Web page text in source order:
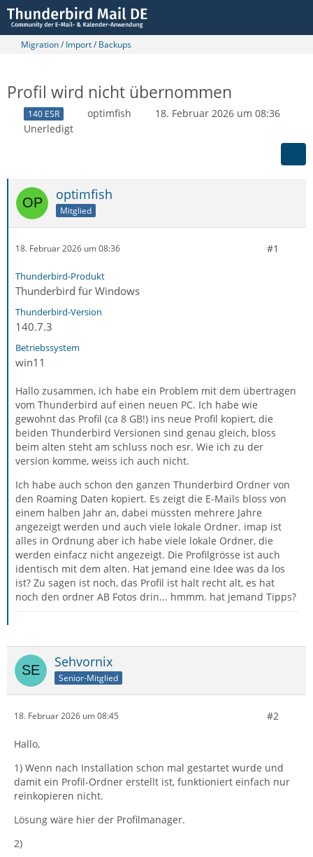
Migration / Import / Backups
Profil wird nicht übernommen
140 ESR optimfish
18. Februar 2026 um 08:36
Unerledigt
optimfish
Mitglied
18. Februar 2026 um 08:36 #1
Thunderbird-Produkt
Thunderbird für Windows
Thunderbird-Version
140.7.3
Betriebssystem
win11
Hallo zusammen, ich habe ein Problem mit dem übertragen
vom Thunderbird auf einen neuen PC. Ich habe wie
gewohnt das Profil (ca 8 GB!) ins neue Profil kopiert, die
beiden Thunderbird Versionen sind genau gleich, bloss
beim alten steht am schluss noch esr. Wie ich zu der
version komme, weiss ich auch nicht.
Ich habe auch schon den ganzen Thunderbird Ordner von
den Roaming Daten kopiert. Es zeigt die E-Mails bloss von
einem halben Jahr an, dabei müssten mehrere Jahre
angezeigt werden und auch viele lokale Ordner. imap ist
alles in Ordnung aber ich habe viele lokale Ordner, die
werden einfacz nicht angezeigt. Die Profilgrösse ist auch
identisch mit dem alten. Hat jemand eine Idee was da los
ist? Zu sagen ist noch, das Profil ist halt recht alt, es hat
noch den ordner AB Fotos drin... hmmm. hat jemand Tipps?
Sehvornix
Senior-Mitglied
18. Februar 2026 um 08:45 #2
Hallo,
1) Wenn nach Installation schon mal gestartet wurde und
damit ein Profil-Ordner erstellt ist, funktioniert einfach nur
reinkopieren nicht.
Lösung wäre hier der Profilmanager.
2)